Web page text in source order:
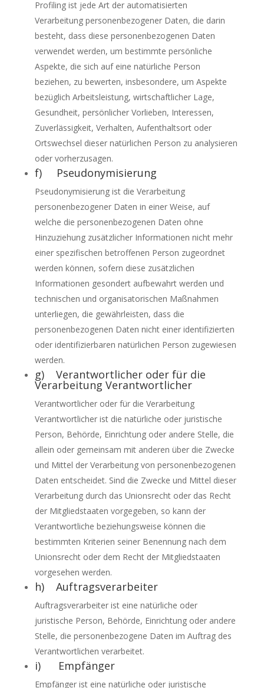
Profiling ist jede Art der automatisierten
Verarbeitung personenbezogener Daten, die darin
besteht, dass diese personenbezogenen Daten
verwendet werden, um bestimmte persönliche
Aspekte, die sich auf eine natürliche Person
beziehen, zu bewerten, insbesondere, um Aspekte
bezüglich Arbeitsleistung, wirtschaftlicher Lage,
Gesundheit, persönlicher Vorlieben, Interessen,
Zuverlässigkeit, Verhalten, Aufenthaltsort oder
Ortswechsel dieser natürlichen Person zu analysieren
oder vorherzusagen.
f) Pseudonymisierung
Pseudonymisierung ist die Verarbeitung
personenbezogener Daten in einer Weise, auf
welche die personenbezogenen Daten ohne
Hinzuziehung zusätzlicher Informationen nicht mehr
einer spezifischen betroffenen Person zugeordnet
werden können, sofern diese zusätzlichen
Informationen gesondert aufbewahrt werden und
technischen und organisatorischen Maßnahmen
unterliegen, die gewährleisten, dass die
personenbezogenen Daten nicht einer identifizierten
oder identifizierbaren natürlichen Person zugewiesen
werden.
g) Verantwortlicher oder für die
Verarbeitung Verantwortlicher
Verantwortlicher oder für die Verarbeitung
Verantwortlicher ist die natürliche oder juristische
Person, Behörde, Einrichtung oder andere Stelle, die
allein oder gemeinsam mit anderen über die Zwecke
und Mittel der Verarbeitung von personenbezogenen
Daten entscheidet. Sind die Zwecke und Mittel dieser
Verarbeitung durch das Unionsrecht oder das Recht
der Mitgliedstaaten vorgegeben, so kann der
Verantwortliche beziehungsweise können die
bestimmten Kriterien seiner Benennung nach dem
Unionsrecht oder dem Recht der Mitgliedstaaten
vorgesehen werden.
h) Auftragsverarbeiter
Auftragsverarbeiter ist eine natürliche oder
juristische Person, Behörde, Einrichtung oder andere
Stelle, die personenbezogene Daten im Auftrag des
Verantwortlichen verarbeitet.
i) Empfänger
Empfänger ist eine natürliche oder juristische